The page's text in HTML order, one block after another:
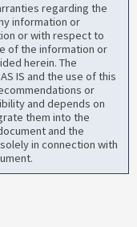
regarding the
information or
or with respect to
of the information or
herein. The
IS and the use of this
or
and depends on
them into the
and the
in connection with